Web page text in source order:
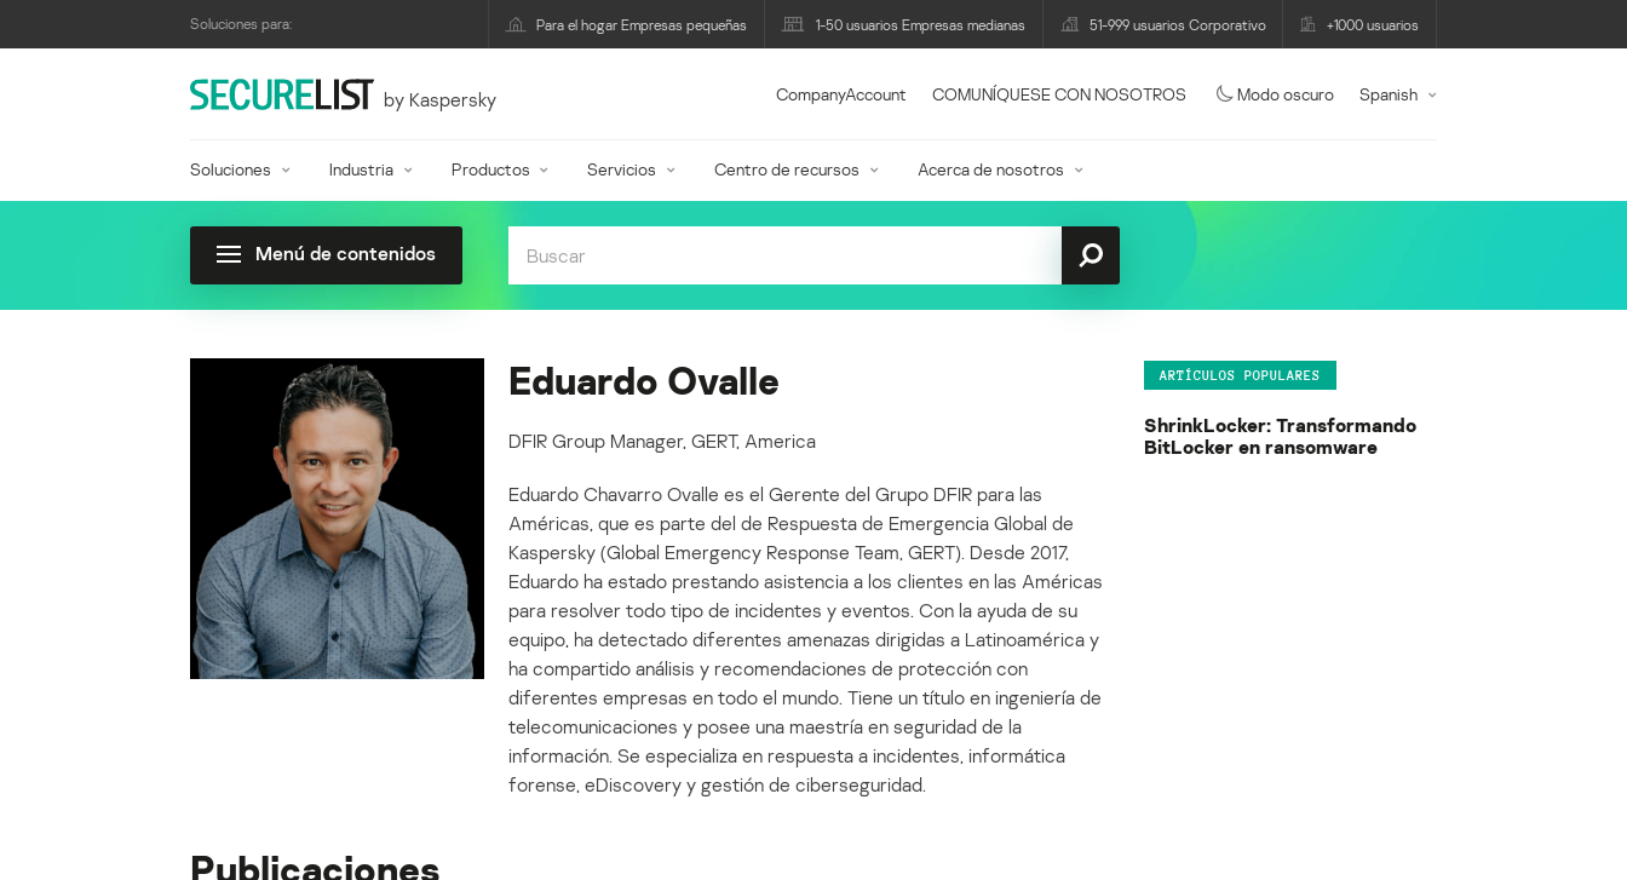
Soluciones para: Para el hogar Empresas pequeñas 1-50 usuarios Empresas medianas 51-999 usuarios Corporativo +1000 usuarios
by Kaspersky CompanyAccount COMUNÍQUESE CON NOSOTROS Modo oscuro Spanish
Soluciones Industria Productos Servicios Centro de recursos Acerca de nosotros
Menú de contenidos
Eduardo Ovalle
DFIR Group Manager, GERT, America
Eduardo Chavarro Ovalle es el Gerente del Grupo DFIR para las
Américas, que es parte del de Respuesta de Emergencia Global de
Kaspersky (Global Emergency Response Team, GERT). Desde 2017,
Eduardo ha estado prestando asistencia a los clientes en las Américas
para resolver todo tipo de incidentes y eventos. Con la ayuda de su
equipo, ha detectado diferentes amenazas dirigidas a Latinoamérica y
ha compartido análisis y recomendaciones de protección con
diferentes empresas en todo el mundo. Tiene un título en ingeniería de
telecomunicaciones y posee una maestría en seguridad de la
información. Se especializa en respuesta a incidentes, informática
forense, eDiscovery y gestión de ciberseguridad.
ARTÍCULOS POPULARES
ShrinkLocker: Transformando
BitLocker en ransomware
Publicaciones